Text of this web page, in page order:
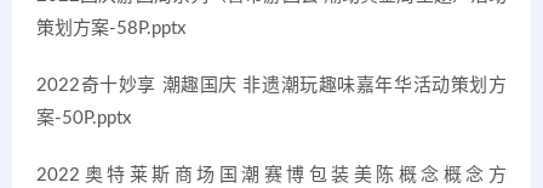
策划方案-58P.pptx
2022奇十妙享 潮趣国庆 非遗潮玩趣味嘉年华活动策划方
案-50P.pptx
2022奥特莱斯商场国潮赛博包装美陈概念概念方